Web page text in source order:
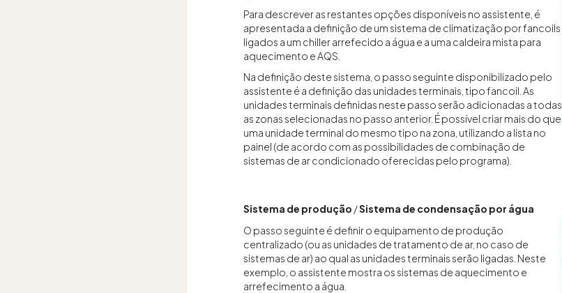
Para descrever as restantes opções disponíveis no assistente, é
apresentada a definição de um sistema de climatização por fancoils
ligados a um chiller arrefecido a água e a uma caldeira mista para
aquecimento e AQS.
Na definição deste sistema, o passo seguinte disponibilizado pelo
assistente é a definição das unidades terminais, tipo fancoil. As
unidades terminais definidas neste passo serão adicionadas a todas
as zonas selecionadas no passo anterior. É possível criar mais do que
uma unidade terminal do mesmo tipo na zona, utilizando a lista no
painel (de acordo com as possibilidades de combinação de
sistemas de ar condicionado oferecidas pelo programa).
Sistema de produção /Sistema de condensação por água
O passo seguinte é definir o equipamento de produção
centralizado (ou as unidades de tratamento de ar, no caso de
sistemas de ar) ao qual as unidades terminais serão ligadas. Neste
exemplo, o assistente mostra os sistemas de aquecimento e
arrefecimento a água.